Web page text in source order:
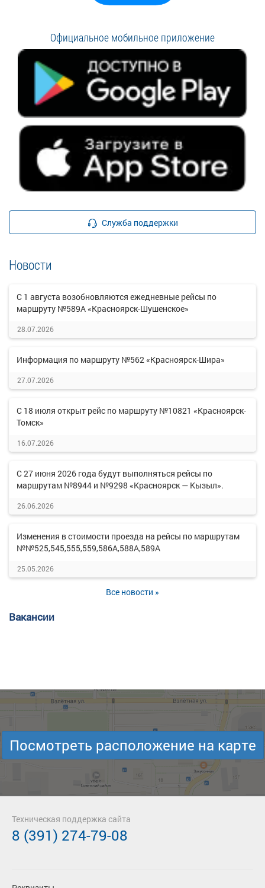
Официальное мобильное приложение
Служба поддержки
Новости
С 1 августа возобновляются ежедневные рейсы по
маршруту №589А «Красноярск-Шушенское»
28.07.2026
Информация по маршруту №562 «Красноярск-Шира»
27.07.2026
С 18 июля открыт рейс по маршруту №10821 «Красноярск-
Томск»
16.07.2026
С 27 июня 2026 года будут выполняться рейсы по
маршрутам №8944 и №9298 «Красноярск — Кызыл».
26.06.2026
Изменения в стоимости проезда на рейсы по маршрутам
№№525,545,555,559,586А,588А,589А
25.05.2026
Все новости »
Вакансии
Посмотреть расположение на карте
Техническая поддержка сайта
8 (391) 274-79-08